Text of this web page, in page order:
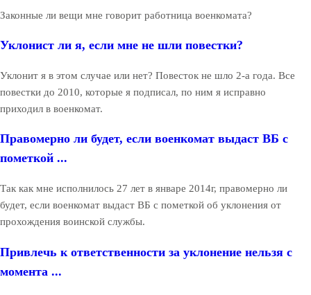
Законные ли вещи мне говорит работница военкомата?
Уклонист ли я, если мне не шли повестки?
Уклонит я в этом случае или нет? Повесток не шло 2-а года. Все
повестки до 2010, которые я подписал, по ним я исправно
приходил в военкомат.
Правомерно ли будет, если военкомат выдаст ВБ с
пометкой ...
Так как мне исполнилось 27 лет в январе 2014г, правомерно ли
будет, если военкомат выдаст ВБ с пометкой об уклонения от
прохождения воинской службы.
Привлечь к ответственности за уклонение нельзя с
момента ...